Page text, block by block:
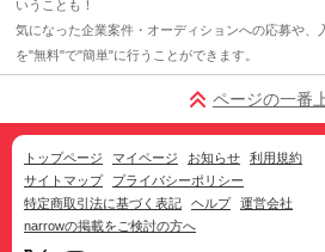
いうことも！
気になった企業案件・オーディションへの応募や、
を"無料"で"簡単"に行うことができます。
ページの一番
トップページ マイページ お知らせ
利用規約
サイトマップ
プライバシーポリシー
特定商取引法に基づく表記
ヘルプ
運営会社
narrowの掲載をご検討の方へ